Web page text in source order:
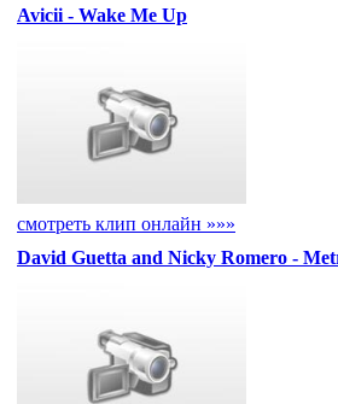
Avicii - Wake Me Up
смотреть клип онлайн »»»
David Guetta and Nicky Romero -